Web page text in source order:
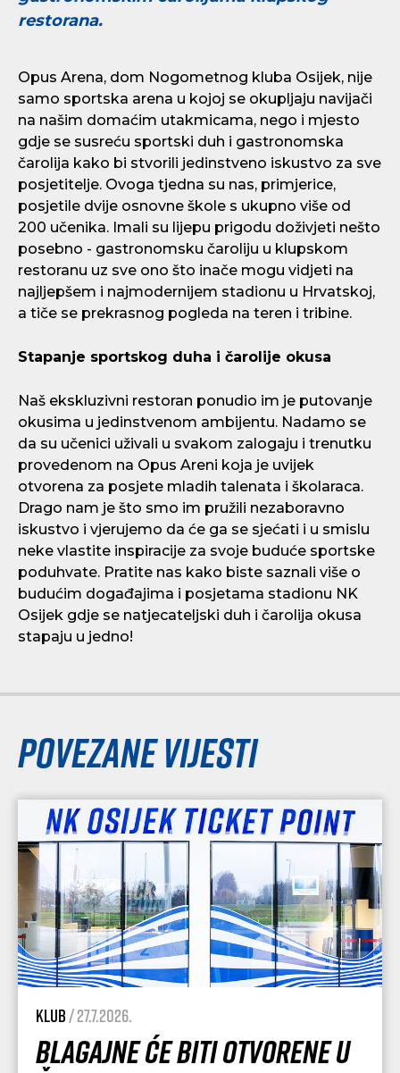
restorana.
Opus Arena, dom Nogometnog kluba Osijek, nije
samo sportska arena u kojoj se okupljaju navijači
na našim domaćim utakmicama, nego i mjesto
gdje se susreću sportski duh i gastronomska
čarolija kako bi stvorili jedinstveno iskustvo za sve
posjetitelje. Ovoga tjedna su nas, primjerice,
posjetile dvije osnovne škole s ukupno više od
200 učenika. Imali su lijepu prigodu doživjeti nešto
posebno - gastronomsku čaroliju u klupskom
restoranu uz sve ono što inače mogu vidjeti na
najljepšem i najmodernijem stadionu u Hrvatskoj,
a tiče se prekrasnog pogleda na teren i tribine.
Stapanje sportskog duha i čarolije okusa
Naš ekskluzivni restoran ponudio im je putovanje
okusima u jedinstvenom ambijentu. Nadamo se
da su učenici uživali u svakom zalogaju i trenutku
provedenom na Opus Areni koja je uvijek
otvorena za posjete mladih talenata i školaraca.
Drago nam je što smo im pružili nezaboravno
iskustvo i vjerujemo da će ga se sjećati i u smislu
neke vlastite inspiracije za svoje buduće sportske
poduhvate. Pratite nas kako biste saznali više o
budućim događajima i posjetama stadionu NK
Osijek gdje se natjecateljski duh i čarolija okusa
stapaju u jedno!
Povezane vijesti
Klub/ 27.7.2026.
Blagajne će biti otvorene u